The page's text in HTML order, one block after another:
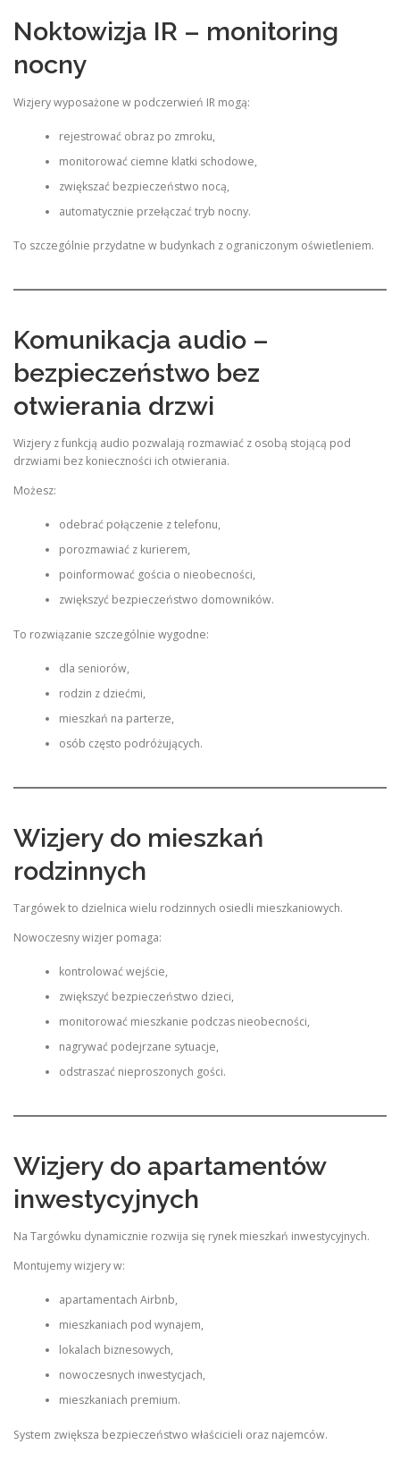
Noktowizja IR – monitoring
nocny
Wizjery wyposażone w podczerwień IR mogą:
rejestrować obraz po zmroku,
monitorować ciemne klatki schodowe,
zwiększać bezpieczeństwo nocą,
automatycznie przełączać tryb nocny.
To szczególnie przydatne w budynkach z ograniczonym oświetleniem.
Komunikacja audio –
bezpieczeństwo bez
otwierania drzwi
Wizjery z funkcją audio pozwalają rozmawiać z osobą stojącą pod
drzwiami bez konieczności ich otwierania.
Możesz:
odebrać połączenie z telefonu,
porozmawiać z kurierem,
poinformować gościa o nieobecności,
zwiększyć bezpieczeństwo domowników.
To rozwiązanie szczególnie wygodne:
dla seniorów,
rodzin z dziećmi,
mieszkań na parterze,
osób często podróżujących.
Wizjery do mieszkań
rodzinnych
Targówek to dzielnica wielu rodzinnych osiedli mieszkaniowych.
Nowoczesny wizjer pomaga:
kontrolować wejście,
zwiększyć bezpieczeństwo dzieci,
monitorować mieszkanie podczas nieobecności,
nagrywać podejrzane sytuacje,
odstraszać nieproszonych gości.
Wizjery do apartamentów
inwestycyjnych
Na Targówku dynamicznie rozwija się rynek mieszkań inwestycyjnych.
Montujemy wizjery w:
apartamentach Airbnb,
mieszkaniach pod wynajem,
lokalach biznesowych,
nowoczesnych inwestycjach,
mieszkaniach premium.
System zwiększa bezpieczeństwo właścicieli oraz najemców.